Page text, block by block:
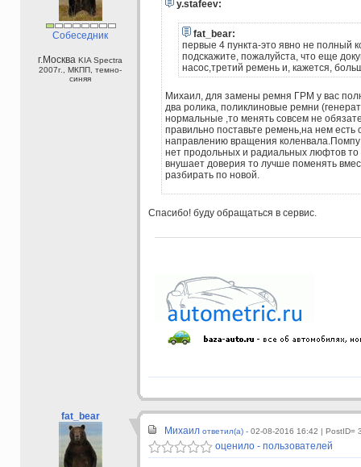
Собеседник
г.Москва KIA Spectra
2007г., МКПП, темно-
синяя
y.stafeev:
fat_bear:
первые 4 пункта-это явно не полный
подскажите, пожалуйста, что еще
насос,третий ремень и, кажется,
Михаил, для замены ремня ГРМ у вас
два ролика, поликлиновые ремни
нормальные ,то менять совсем не
правильно поставьте ремень,на нем есть
направлению вращения коленвала.Помпу
нет продольных и радиальных люфтов
внушает доверия то лучше поменять
разбирать по новой.
Спасибо! буду обращаться в сервис.
fat_bear
Михаил ответил(а) - 02-08-2016 16:42 | PostID=
оценило - пользователей